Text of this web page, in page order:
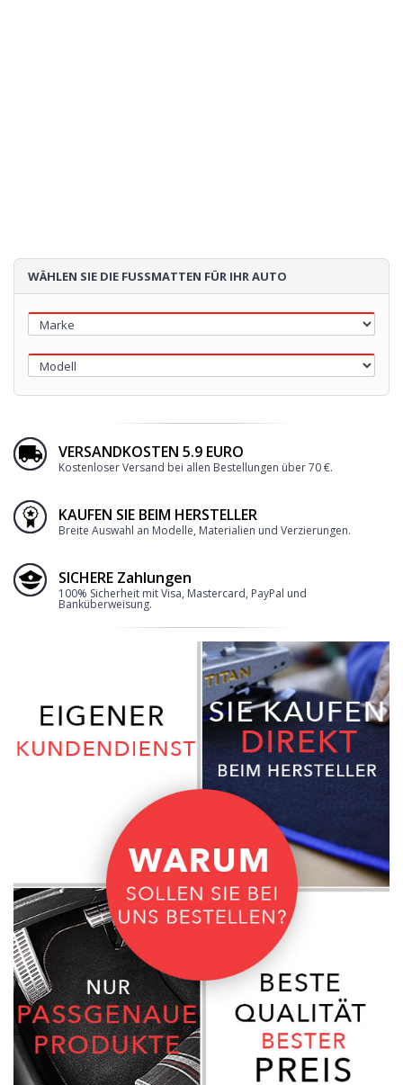
60€
Loading...
WÄHLEN SIE DIE FUSSMATTEN FÜR IHR AUTO
VERSANDKOSTEN 5.9 EURO
Kostenloser Versand bei allen Bestellungen über 70 €.
KAUFEN SIE BEIM HERSTELLER
Breite Auswahl an Modelle, Materialien und Verzierungen.
SICHERE Zahlungen
100% Sicherheit mit Visa, Mastercard, PayPal und
Banküberweisung.